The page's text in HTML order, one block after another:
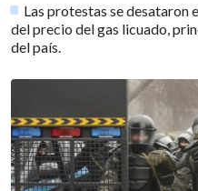
Las protestas se desataron
del precio del gas licuado,
del país.